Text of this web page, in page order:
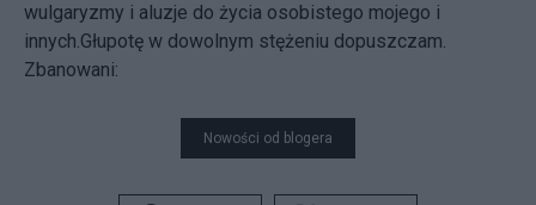
wulgaryzmy i aluzje do życia osobistego mojego i
innych.Głupotę w dowolnym stężeniu dopuszczam.
Zbanowani:
Nowości od blogera